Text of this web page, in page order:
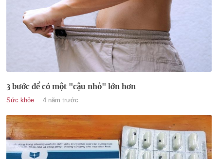
3 bước để có một "cậu nhỏ" lớn hơn
Sức khỏe 4 năm trước